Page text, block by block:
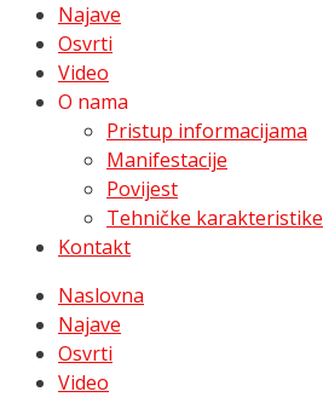
Najave
Osvrti
Video
O nama
Pristup informacijama
Manifestacije
Povijest
Tehničke karakteristike
Kontakt
Naslovna
Najave
Osvrti
Video